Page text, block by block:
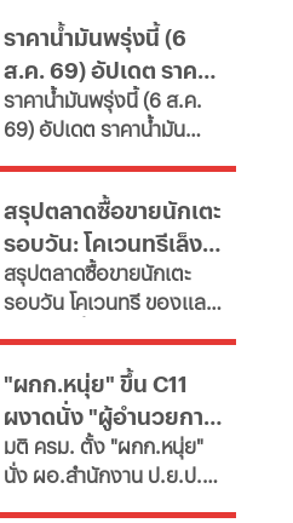
ราคาน้ำมันพรุ่งนี้ (6
ส.ค. 69) อัปเดต ราคา
น้ำมันล่าสุด จากปั๊ม
ใหญ่
ราคาน้ำมันพรุ่งนี้ (6 ส.ค.
69) อัปเดต ราคาน้ำมัน
ขนาดใหญ่ มีทั้งราคาน้ำมัน
ดีเซล เบนซิน และ แก๊สโซ
ฮอล์
สรุปตลาดซื้อขายนักเตะ
รอบวัน: โคเวนทรีเล็ง
"มูดริก" สาลิกาปัดปืน
ซื้อ "กิมาไรส์"
สรุปตลาดซื้อขายนักเตะ
รอบวัน โคเวนทรี ของแลม
ด้านสาลิกาดงปัดข้อเสนอ
แรกจาก อาร์เซนอล ในการ
ล่าตัว "กิมาไรส์" ขณะที่ โค
โม่ ปิดดีล "ชาโลบาห์"
"ผกก.หนุ่ย" ขึ้น C11
ผงาดนั่ง "ผู้อำนวยการ
ป.ย.ป."
มติ ครม. ตั้ง "ผกก.หนุ่ย"
นั่ง ผอ.สำนักงาน ป.ย.ป.